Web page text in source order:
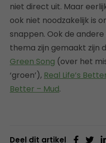
niet direct uit. Maar
ook niet noodzakelijk is
snappen. Ook de
thema zijn gemaakt zijn
Green Song (over het
‘groen’), Real Life’s
Better – Mud.
Deel dit artikel